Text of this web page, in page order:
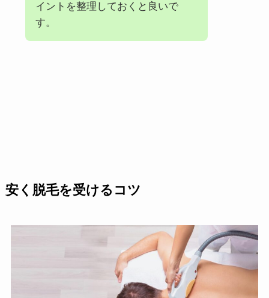
イントを整理しておくと良いで
す。
安く脱毛を受けるコツ